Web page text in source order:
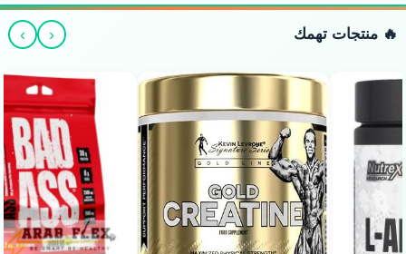
🔥 منتجات تهمك ‹
›